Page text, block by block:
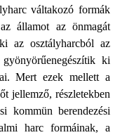
váltakozó formák
ál­lamot az önmagát
az osztályharcból az
ki
Mert ezek mellett a
jellemző, rész­letekben
kommün beren­dezési
harc formáinak, a